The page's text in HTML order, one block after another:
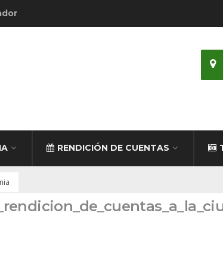
RENDICIÓN DE CUENTAS